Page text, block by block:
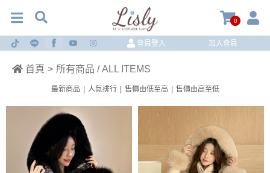
0
會員登入 加入會員
首頁 > 所有商品 / ALL ITEMS
最新商品 人氣排行 售價由低至高 售價由高至低